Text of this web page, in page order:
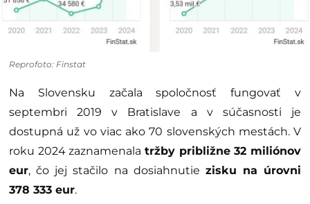
Reprofoto: Finstat
Na Slovensku začala spoločnosť fungovať v
septembri 2019 v Bratislave a v súčasnosti je
dostupná už vo viac ako 70 slovenských mestách. V
roku 2024 zaznamenala tržby približne 32 miliónov
eur, čo jej stačilo na dosiahnutie zisku na úrovni
378 333 eur.